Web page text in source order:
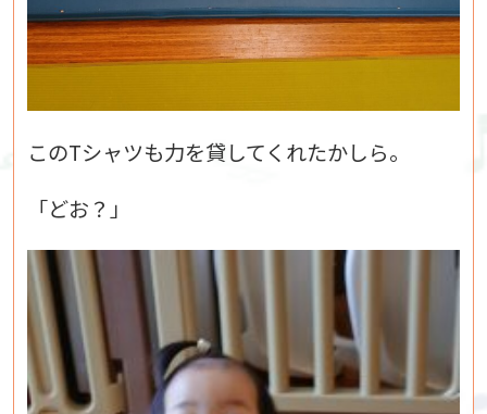
このTシャツも力を貸してくれたかしら。
「どお？」